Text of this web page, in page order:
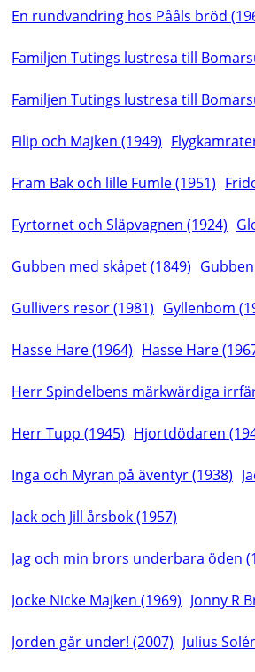
En rundvandring hos Pååls bröd
Familjen Tutings lustresa till
Familjen Tutings lustresa till
Filip och Majken (1949)
Fram Bak och lille Fumle (1951)
Fyrtornet och Släpvagnen (1924)
Gubben med skåpet (1849)
Gullivers resor (1981) Gyllenbom
Hasse Hare (1964) Hasse Hare
Herr Spindelbens märkwärdiga
Herr Tupp (1945) Hjortdödaren
Inga och Myran på äventyr (1938)
Jack och Jill årsbok (1957)
Jag och min brors underbara öden
Jocke Nicke Majken (1969) Jonny R
Jorden går under! (2007) Julius